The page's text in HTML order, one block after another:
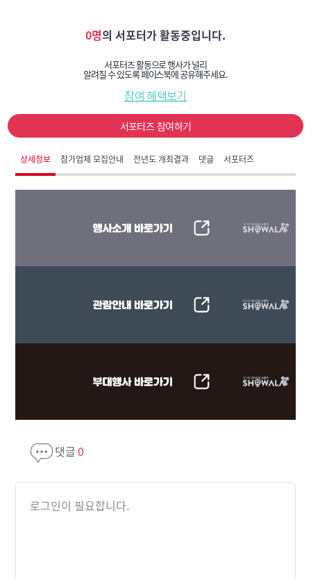
0명의 서포터가 활동중입니다.
서포터즈 활동으로 행사가 널리
알려질 수 있도록 페이스북에 공유해주세요.
참여 혜택보기
서포터즈 참여하기
상세정보 참가업체 모집안내 전년도 개최결과 댓글 서포터즈
댓글0
로그인이 필요합니다.